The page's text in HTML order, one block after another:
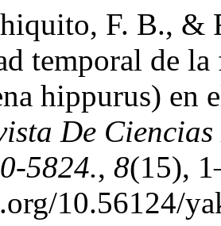
F. B., &
temporal de
hippurus) en
De
5824., 8(15),
10.56124/